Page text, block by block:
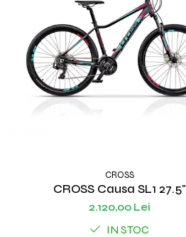
CROSS
CROSS Causa SL1 27.5"
2.120,00 Lei
IN STOC